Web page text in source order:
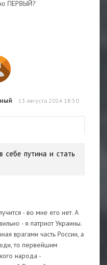
ПЕРВЫЙ?
13 августа 2014 18:50
путина и стать
- во мне его нет. А
- я патриот Украины.
врагами часть России, а
то первейшим
народа -